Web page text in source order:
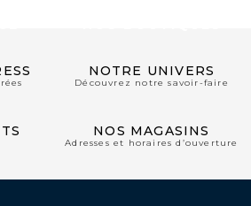
NOTRE UNIVERS
Découvrez notre savoir-faire
NOS MAGASINS
Adresses et horaires d’ouverture